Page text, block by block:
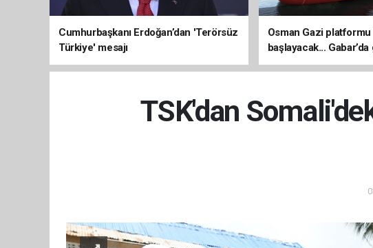
Cumhurbaşkanı Erdoğan’dan 'Terörsüz
Türkiye' mesajı
Osman Gazi
başlayacak...
üretimi 83 bin 200
TSK'dan